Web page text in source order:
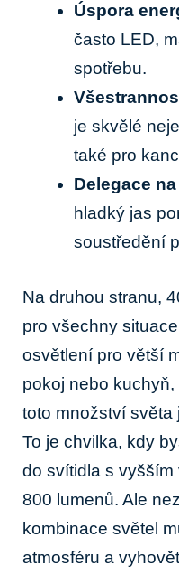
Úspora
často LED,⁢
spotřebu.
je skvělé
‌také ‍pro
Delegace
hladký jas
soustředění
Na druhou stranu,
pro‌ všechny
osvětlení pro větší
pokoj nebo
toto množství světa
⁢To ‍je chvilka, kdy
do svítidla s⁣
800 lumenů. ⁤Ale
kombinace⁣ světel
atmosféru a